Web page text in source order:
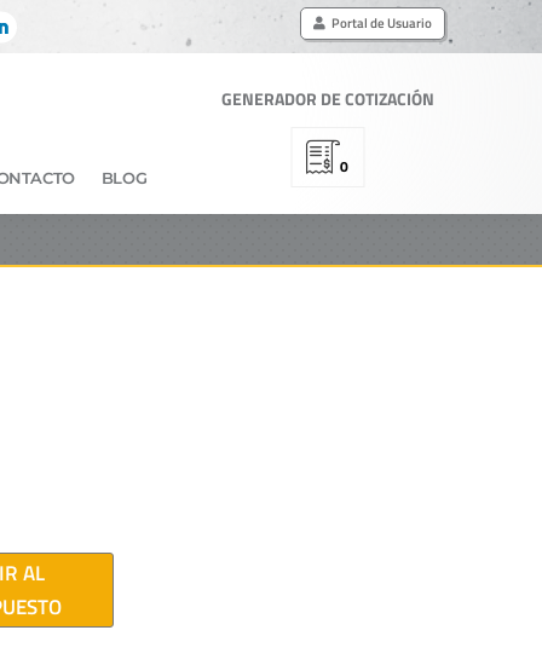
Portal de Usuario
GENERADOR DE COTIZACIÓN
0
BLOG
AL